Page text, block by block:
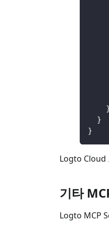
}
}
Logto Cloud
기타
Logto MCP